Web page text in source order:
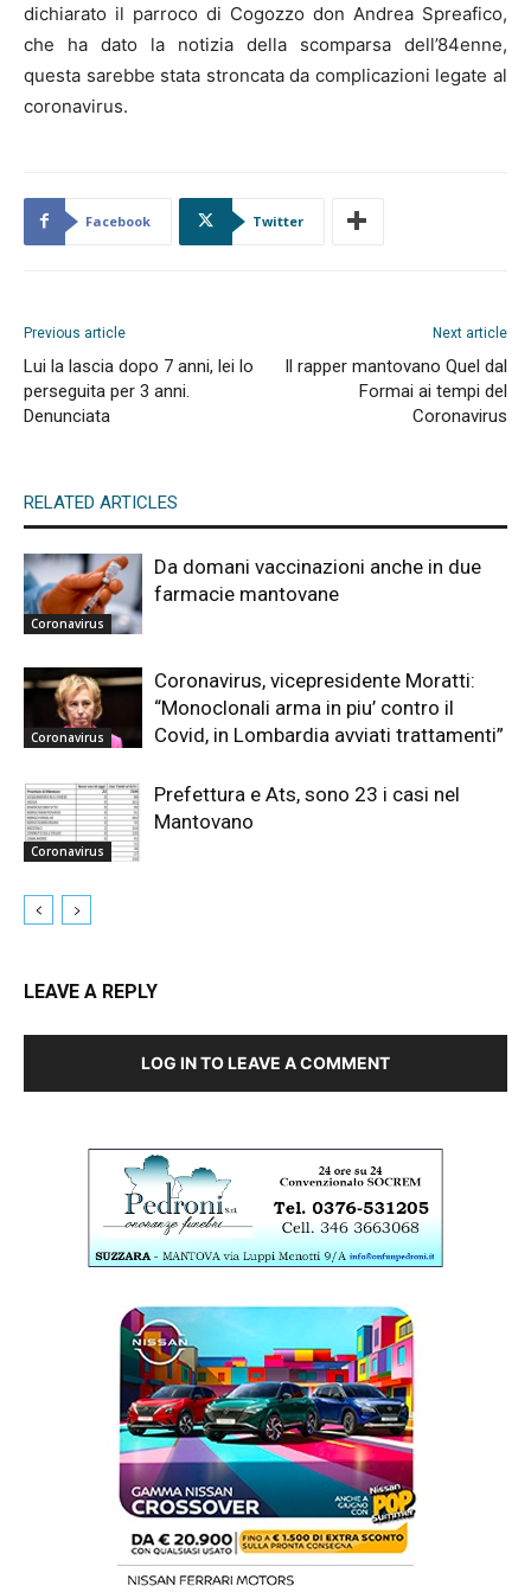
dichiarato il parroco di Cogozzo don Andrea Spreafico,
che ha dato la notizia della scomparsa dell’84enne,
questa sarebbe stata stroncata da complicazioni legate al
coronavirus.
Facebook Twitter
Previous article
Lui la lascia dopo 7 anni, lei lo
perseguita per 3 anni.
Denunciata
Next article
Il rapper mantovano Quel dal
Formai ai tempi del
Coronavirus
RELATED ARTICLES
Coronavirus
Da domani vaccinazioni anche in due
farmacie mantovane
Coronavirus
Coronavirus, vicepresidente Moratti:
“Monoclonali arma in piu’ contro il
Covid, in Lombardia avviati trattamenti”
Coronavirus
Prefettura e Ats, sono 23 i casi nel
Mantovano
LEAVE A REPLY
LOG IN TO LEAVE A COMMENT